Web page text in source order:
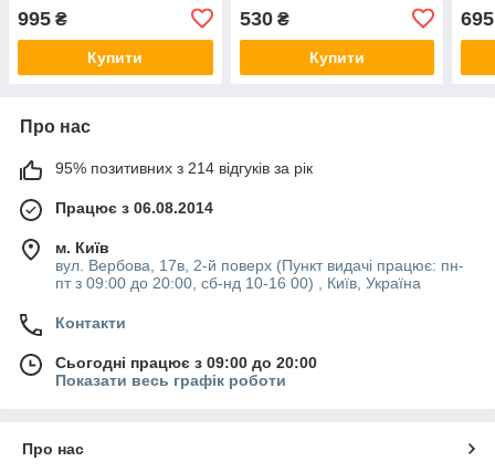
995 ₴
Купити
530₴
Купити
695
Про нас
95% позитивних з 214 відгуків за рік
Працює з 06.08.2014
м. Київ
вул. Вербова, 17в, 2-й поверх (Пункт видачі працює: пн-
пт з 09:00 до 20:00, сб-нд 10-16 00) , Київ, Україна
Контакти
Сьогодні працює з 09:00 до 20:00
Показати весь графік роботи
Про нас